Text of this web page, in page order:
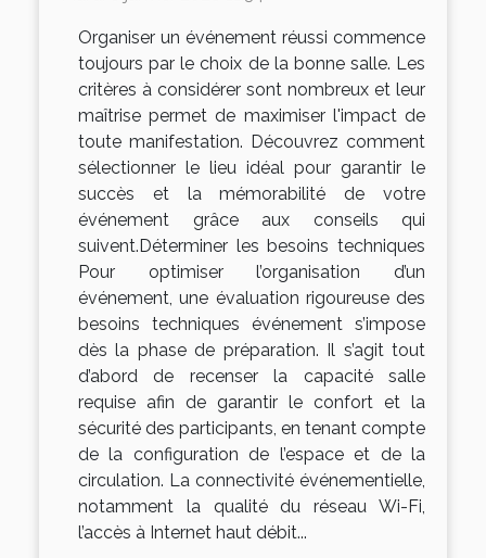
Organiser un événement réussi commence
toujours par le choix de la bonne salle. Les
critères à considérer sont nombreux et leur
maîtrise permet de maximiser l'impact de
toute manifestation. Découvrez comment
sélectionner le lieu idéal pour garantir le
succès et la mémorabilité de votre
événement grâce aux conseils qui
suivent.Déterminer les besoins techniques
Pour optimiser l’organisation d’un
événement, une évaluation rigoureuse des
besoins techniques événement s’impose
dès la phase de préparation. Il s’agit tout
d’abord de recenser la capacité salle
requise afin de garantir le confort et la
sécurité des participants, en tenant compte
de la configuration de l’espace et de la
circulation. La connectivité événementielle,
notamment la qualité du réseau Wi-Fi,
l’accès à Internet haut débit...